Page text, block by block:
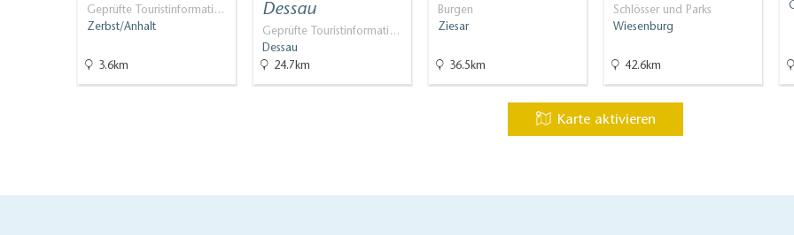
Geprüfte Touristinformati…
Zerbst/Anhalt
3.6km
Dessau
Geprüfte Touristinformati…
Dessau
24.7km
Burgen
Ziesar
36.5km
Schlösser und Parks
Wiesenburg
42.6km
Karte aktivieren